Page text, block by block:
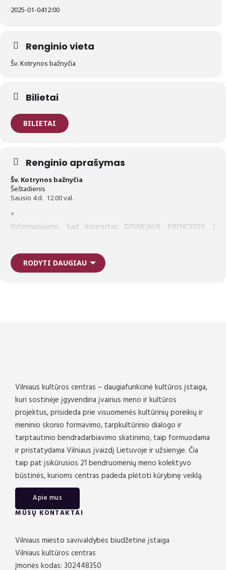
2025-01-0412:00
Renginio vieta
Šv. Kotrynos bažnyčia
Bilietai
BILIETAI
Renginio aprašymas
Šv. Kotrynos bažnyčia
Šeštadienis
Sausio 4 d. 12.00 val.
*
Informuojame, kad koncertas DISNĖJAUS PRINCESĖS |
12.00 val.
Įsigyti bilietai galios, jų keisti nereikia.
Disnėjaus dėka ištisos kartos džiaugiasi ne tik įkvepiančiais
filmais, bet ir jų personažais. Ir visai nesvarbu, kiek žiūrovui
metų ar kokia jo lytis – Disnėjaus princeses žino visas
pasaulis! Nuo rudaakės Belos iš „Gražuolės ir pabaisos“ iki
vandenynų gelmių undinėlės Arielės – visos jos šiek tiek
magiškos, nepaprastai gražios ir… genialiai dainingos!
Disnėjaus princesių dainos – tai tarsi atskiras žanras,
nepaliekantis abejingų nei pačių mažiausių, nei gerokai
ūgtelėjusių klausytojų. Net kai filmas baigiasi, ryškiausia jo
melodija neapleidžia dar ilgai, darsyk nukeldama į stebuklingą
pasaką ir leisdama muzikaliai pasivaikščioti po jos istoriją.
Ryškiausių Disnėjaus filmų vedle trumpam taps ir žavioji
pažįstamų dainų. Neretai auksinio balso savininke pristatoma
atlikėja koncerte atliks populiariausius „Ledo šalies“,
„Princesės ir varliaus“, „Coco“, „Liūto karaliaus“, „Vajanos“,
RODYTI DAUGIAU
Vilniaus kultūros centras – daugiafunkcinė kultūros įstaiga,
kuri sostinėje įgyvendina įvairius meno ir kultūros
projektus, prisideda prie visuomenės kultūrinių poreikių ir
meninio skonio formavimo, tarpkultūrinio dialogo ir
tarptautinio bendradarbiavimo skatinimo, taip formuodama
ir pristatydama Vilniaus įvaizdį Lietuvoje ir užsienyje. Čia
taip pat įsikūrusios 21 bendruomenių meno kolektyvo
būstinės, kurioms centras padeda plėtoti kūrybinę veiklą.
Apie mus
MŪSŲ KONTAKTAI
Vilniaus miesto savivaldybės biudžetinė įstaiga
Vilniaus kultūros centras
Įmonės kodas: 302448350